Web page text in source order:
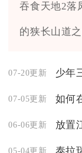
吞食天地2落
的狭长山道
07-20更新 少年
07-05更新
06-06更新
05-04更新